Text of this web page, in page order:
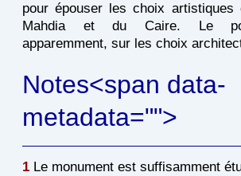
pour épouser les choix artistiques
Mahdia et du Caire. Le
apparemment, sur les choix
Notes<span data-
metadata="">
1Le monument est suffisamment